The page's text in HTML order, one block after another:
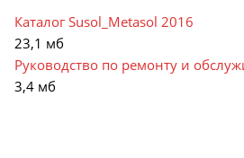
Каталог Susol_Metasol 2016
23,1 мб
Руководство по ремонту и
3,4 мб